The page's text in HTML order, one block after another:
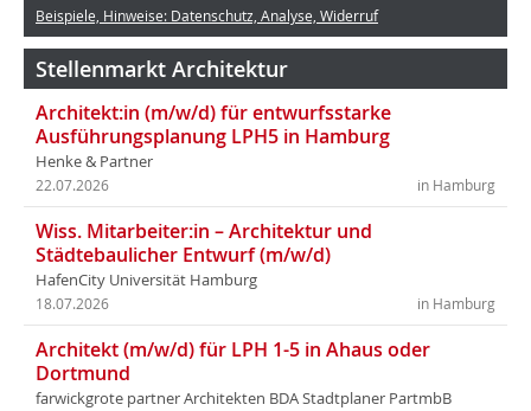
Beispiele, Hinweise: Datenschutz, Analyse, Widerruf
Stellenmarkt Architektur
Architekt:in (m/w/d) für entwurfsstarke
Ausführungsplanung LPH5 in Hamburg
Henke & Partner
in Hamburg
22.07.2026
Wiss. Mitarbeiter:in – Architektur und
Städtebaulicher Entwurf (m/w/d)
HafenCity Universität Hamburg
in Hamburg
18.07.2026
Architekt (m/w/d) für LPH 1-5 in Ahaus oder
Dortmund
farwickgrote partner Architekten BDA Stadtplaner PartmbB